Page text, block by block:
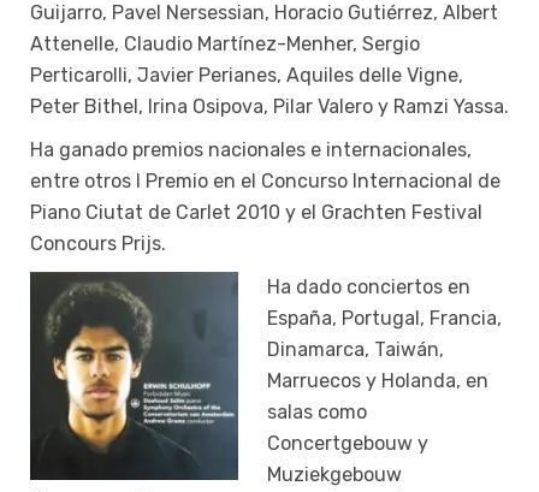
Guijarro, Pavel Nersessian, Horacio Gutiérrez, Albert
Attenelle, Claudio Martínez-Menher, Sergio
Perticarolli, Javier Perianes, Aquiles delle Vigne,
Peter Bithel, Irina Osipova, Pilar Valero y Ramzi Yassa.
Ha ganado premios nacionales e internacionales,
entre otros I Premio en el Concurso Internacional de
Piano Ciutat de Carlet 2010 y el Grachten Festival
Concours Prijs.
Ha dado conciertos en
España, Portugal, Francia,
Dinamarca, Taiwán,
Marruecos y Holanda, en
salas como
Concertgebouw y
Muziekgebouw